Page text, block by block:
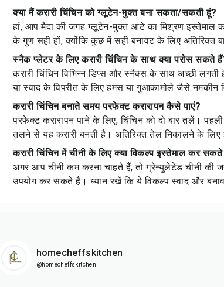
क्या मैं करारी चिंचिन को ग्लूटेन-मुक्त बना सकता/सकती हूं?
हां, आप मैदा की जगह ग्लूटेन-मुक्त आटे का मिश्रण इस्तेमाल
के गुण सही हों, क्योंकि कुछ में सही बनावट के लिए
स्नैक प्लेटर के लिए करारी चिंचिन के साथ क्या परोस सकते
करारी चिंचिन विभिन्न डिप्स और स्नैक्स के साथ अच्छी
या स्वाद के विपरीत के लिए हमस या गुआकामोले जैसे नमकीन
करारी चिंचिन बनाते समय परफेक्ट करारापन कैसे पाएं?
परफेक्ट करारापन पाने के लिए, चिंचिन को दो बार तलें।
तलने से यह करारी बनती है। अतिरिक्त तेल निकालने के
करारी चिंचिन में चीनी के लिए क्या विकल्प इस्तेमाल कर
अगर आप चीनी कम करना चाहते हैं, तो ग्रेन्युलेटेड चीनी की
उपयोग कर सकते हैं। ध्यान रखें कि ये विकल्प स्वाद और
homecheffskitchen
@homecheffskitchen